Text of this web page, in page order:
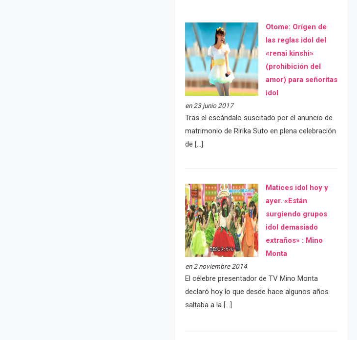
Otome: Orígen de
las reglas idol del
«renai kinshi»
(prohibición del
amor) para señoritas
idol
en 23 junio 2017
Tras el escándalo suscitado por el anuncio de
matrimonio de Ririka Suto en plena celebración
de […]
Matices idol hoy y
ayer. «Están
surgiendo grupos
idol demasiado
extraños» : Mino
Monta
en 2 noviembre 2014
El célebre presentador de TV Mino Monta
declaró hoy lo que desde hace algunos años
saltaba a la […]